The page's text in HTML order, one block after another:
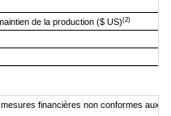
de la production ($ US)(2)
financières non conformes aux